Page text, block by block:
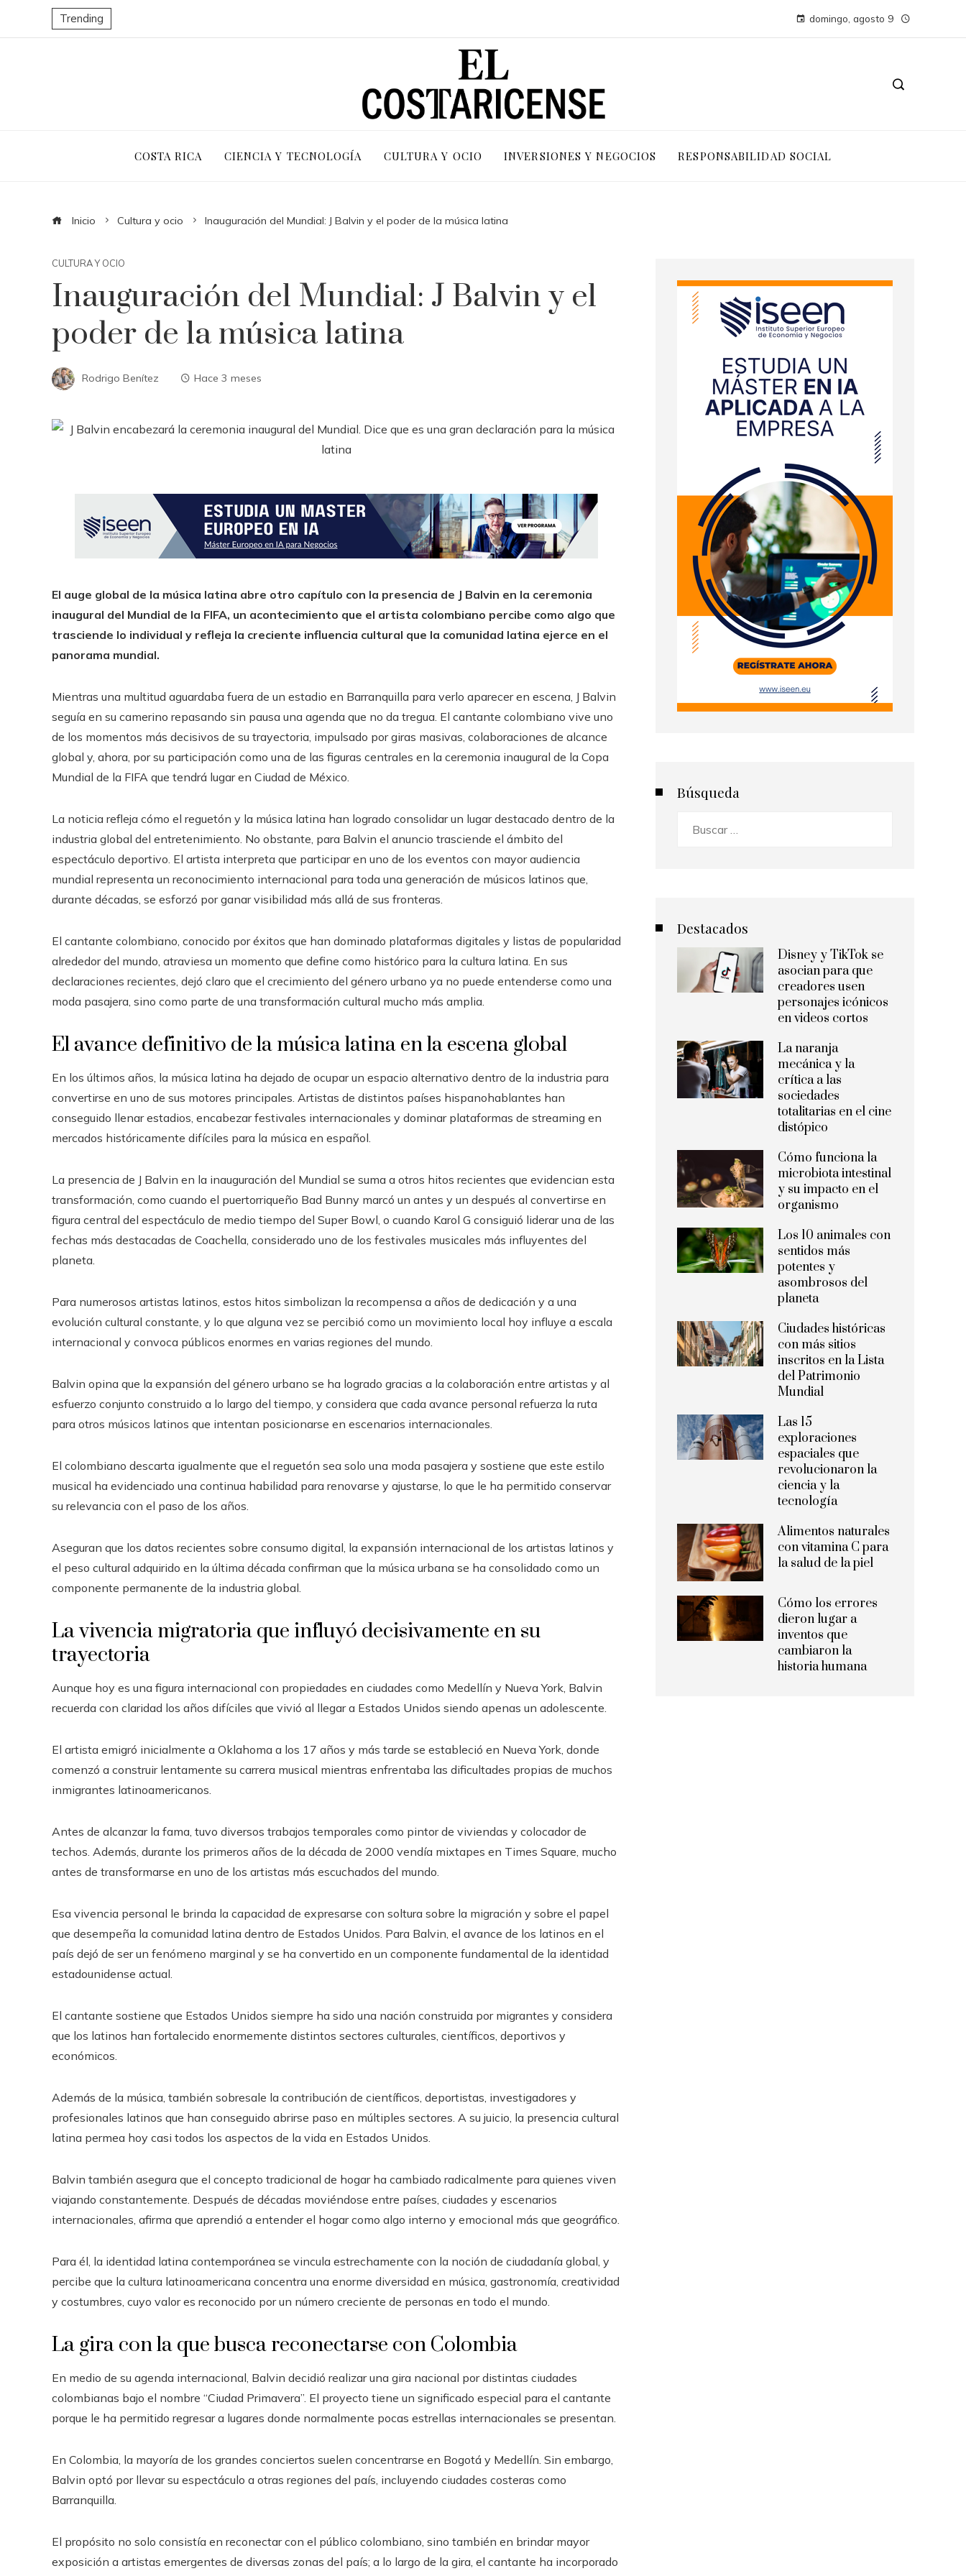
Trending domingo, agosto 9
COSTA RICA CIENCIA Y TECNOLOGÍA CULTURA Y OCIO INVERSIONES Y NEGOCIOS RESPONSABILIDAD SOCIAL
Inicio Cultura y ocio Inauguración del Mundial: J Balvin y el poder de la música latina
CULTURA Y OCIO
Inauguración del Mundial: J Balvin y el
poder de la música latina
Rodrigo Benítez Hace 3 meses
El auge global de la música latina abre otro capítulo con la presencia de J Balvin en la ceremonia
inaugural del Mundial de la FIFA, un acontecimiento que el artista colombiano percibe como algo que
trasciende lo individual y refleja la creciente influencia cultural que la comunidad latina ejerce en el
panorama mundial.
Mientras una multitud aguardaba fuera de un estadio en Barranquilla para verlo aparecer en escena, J Balvin
seguía en su camerino repasando sin pausa una agenda que no da tregua. El cantante colombiano vive uno
de los momentos más decisivos de su trayectoria, impulsado por giras masivas, colaboraciones de alcance
global y, ahora, por su participación como una de las figuras centrales en la ceremonia inaugural de la Copa
Mundial de la FIFA que tendrá lugar en Ciudad de México.
La noticia refleja cómo el reguetón y la música latina han logrado consolidar un lugar destacado dentro de la
industria global del entretenimiento. No obstante, para Balvin el anuncio trasciende el ámbito del
espectáculo deportivo. El artista interpreta que participar en uno de los eventos con mayor audiencia
mundial representa un reconocimiento internacional para toda una generación de músicos latinos que,
durante décadas, se esforzó por ganar visibilidad más allá de sus fronteras.
El cantante colombiano, conocido por éxitos que han dominado plataformas digitales y listas de popularidad
alrededor del mundo, atraviesa un momento que define como histórico para la cultura latina. En sus
declaraciones recientes, dejó claro que el crecimiento del género urbano ya no puede entenderse como una
moda pasajera, sino como parte de una transformación cultural mucho más amplia.
El avance definitivo de la música latina en la escena global
En los últimos años, la música latina ha dejado de ocupar un espacio alternativo dentro de la industria para
convertirse en uno de sus motores principales. Artistas de distintos países hispanohablantes han
conseguido llenar estadios, encabezar festivales internacionales y dominar plataformas de streaming en
mercados históricamente difíciles para la música en español.
La presencia de J Balvin en la inauguración del Mundial se suma a otros hitos recientes que evidencian esta
transformación, como cuando el puertorriqueño Bad Bunny marcó un antes y un después al convertirse en
figura central del espectáculo de medio tiempo del Super Bowl, o cuando Karol G consiguió liderar una de las
fechas más destacadas de Coachella, considerado uno de los festivales musicales más influyentes del
planeta.
Para numerosos artistas latinos, estos hitos simbolizan la recompensa a años de dedicación y a una
evolución cultural constante, y lo que alguna vez se percibió como un movimiento local hoy influye a escala
internacional y convoca públicos enormes en varias regiones del mundo.
Balvin opina que la expansión del género urbano se ha logrado gracias a la colaboración entre artistas y al
esfuerzo conjunto construido a lo largo del tiempo, y considera que cada avance personal refuerza la ruta
para otros músicos latinos que intentan posicionarse en escenarios internacionales.
El colombiano descarta igualmente que el reguetón sea solo una moda pasajera y sostiene que este estilo
musical ha evidenciado una continua habilidad para renovarse y ajustarse, lo que le ha permitido conservar
su relevancia con el paso de los años.
Aseguran que los datos recientes sobre consumo digital, la expansión internacional de los artistas latinos y
el peso cultural adquirido en la última década confirman que la música urbana se ha consolidado como un
componente permanente de la industria global.
La vivencia migratoria que influyó decisivamente en su
trayectoria
Aunque hoy es una figura internacional con propiedades en ciudades como Medellín y Nueva York, Balvin
recuerda con claridad los años difíciles que vivió al llegar a Estados Unidos siendo apenas un adolescente.
El artista emigró inicialmente a Oklahoma a los 17 años y más tarde se estableció en Nueva York, donde
comenzó a construir lentamente su carrera musical mientras enfrentaba las dificultades propias de muchos
inmigrantes latinoamericanos.
Antes de alcanzar la fama, tuvo diversos trabajos temporales como pintor de viviendas y colocador de
techos. Además, durante los primeros años de la década de 2000 vendía mixtapes en Times Square, mucho
antes de transformarse en uno de los artistas más escuchados del mundo.
Esa vivencia personal le brinda la capacidad de expresarse con soltura sobre la migración y sobre el papel
que desempeña la comunidad latina dentro de Estados Unidos. Para Balvin, el avance de los latinos en el
país dejó de ser un fenómeno marginal y se ha convertido en un componente fundamental de la identidad
estadounidense actual.
El cantante sostiene que Estados Unidos siempre ha sido una nación construida por migrantes y considera
que los latinos han fortalecido enormemente distintos sectores culturales, científicos, deportivos y
económicos.
Además de la música, también sobresale la contribución de científicos, deportistas, investigadores y
profesionales latinos que han conseguido abrirse paso en múltiples sectores. A su juicio, la presencia cultural
latina permea hoy casi todos los aspectos de la vida en Estados Unidos.
Balvin también asegura que el concepto tradicional de hogar ha cambiado radicalmente para quienes viven
viajando constantemente. Después de décadas moviéndose entre países, ciudades y escenarios
internacionales, afirma que aprendió a entender el hogar como algo interno y emocional más que geográfico.
Para él, la identidad latina contemporánea se vincula estrechamente con la noción de ciudadanía global, y
percibe que la cultura latinoamericana concentra una enorme diversidad en música, gastronomía, creatividad
y costumbres, cuyo valor es reconocido por un número creciente de personas en todo el mundo.
La gira con la que busca reconectarse con Colombia
En medio de su agenda internacional, Balvin decidió realizar una gira nacional por distintas ciudades
colombianas bajo el nombre “Ciudad Primavera”. El proyecto tiene un significado especial para el cantante
porque le ha permitido regresar a lugares donde normalmente pocas estrellas internacionales se presentan.
En Colombia, la mayoría de los grandes conciertos suelen concentrarse en Bogotá y Medellín. Sin embargo,
Balvin optó por llevar su espectáculo a otras regiones del país, incluyendo ciudades costeras como
Barranquilla.
El propósito no solo consistía en reconectar con el público colombiano, sino también en brindar mayor
exposición a artistas emergentes de diversas zonas del país; a lo largo de la gira, el cantante ha incorporado
Búsqueda
Destacados
Disney y TikTok se
asocian para que
creadores usen
personajes icónicos
en videos cortos
La naranja
mecánica y la
crítica a las
sociedades
totalitarias en el cine
distópico
Cómo funciona la
microbiota intestinal
y su impacto en el
organismo
Los 10 animales con
sentidos más
potentes y
asombrosos del
planeta
Ciudades históricas
con más sitios
inscritos en la Lista
del Patrimonio
Mundial
Las 15
exploraciones
espaciales que
revolucionaron la
ciencia y la
tecnología
Alimentos naturales
con vitamina C para
la salud de la piel
Cómo los errores
dieron lugar a
inventos que
cambiaron la
historia humana